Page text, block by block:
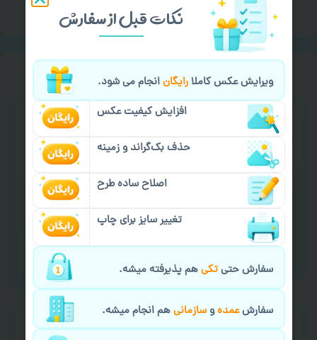
خیالت راحت ازسفارش گیری
سفارش گیری آنلاین
امکان سفارش از طریق چت و
سایت با پشتیبانی آنلاین
چاپ عمده و فوری
برای درخواست خدمات چاپ
عمده و فوری با ما تماس
بگیرید
تماس با ما)
نکات قبل از سفارش
ویرایش عکس کاملارایگانانجام می شود.
افزایش کیفیت عکس
حذف بک‌گراند و زمینه
اصلاح ساده طرح
تغییر سایز برای چاپ
سفارش حتیتکیهم پذیرفته میشه.
سفارشعمدهوسازمانیهم انجام میشه.